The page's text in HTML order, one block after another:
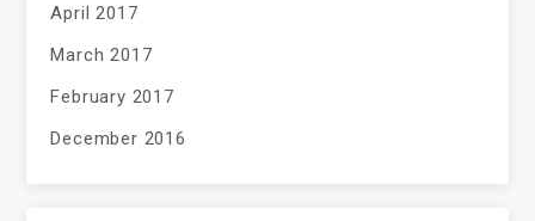
April 2017
March 2017
February 2017
December 2016